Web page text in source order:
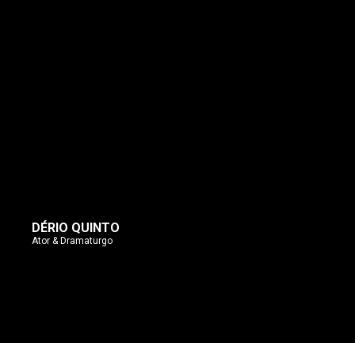
DÉRIO QUINTO
Ator & Dramaturgo